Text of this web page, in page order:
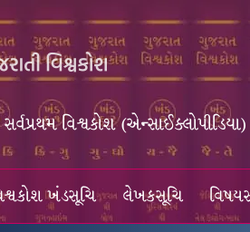
વિશ્વકોશ (એન્સાઈક્લોપીડિયા)
ખંડસૂચિ લેખકસૂચિ